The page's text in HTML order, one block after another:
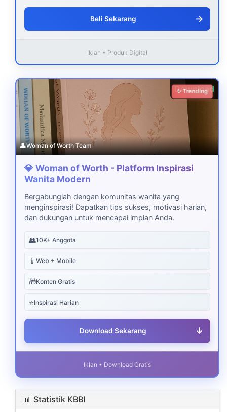
Beli Sekarang →
Iklan • Produk Digital
Download
✨ Trending
👤Woman of Worth Team
💎 Woman of Worth - Platform Inspirasi
Wanita Modern
Bergabunglah dengan komunitas wanita yang
menginspirasi! Dapatkan tips sukses, motivasi harian,
dan dukungan untuk mencapai impian Anda.
👥10K+ Anggota
📱 Web + Mobile
🎁Konten Gratis
⭐Inspirasi Harian
Download Sekarang ↓
Iklan • Download Gratis
📊 Statistik KBBI